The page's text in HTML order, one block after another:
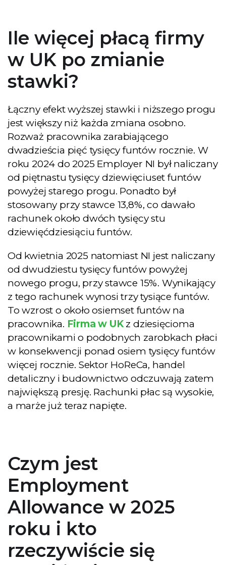
Ile więcej płacą firmy
w UK po zmianie
stawki?
Łączny efekt wyższej stawki i niższego progu
jest większy niż każda zmiana osobno.
Rozważ pracownika zarabiającego
dwadzieścia pięć tysięcy funtów rocznie. W
roku 2024 do 2025 Employer NI był naliczany
od piętnastu tysięcy dziewięciuset funtów
powyżej starego progu. Ponadto był
stosowany przy stawce 13,8%, co dawało
rachunek około dwóch tysięcy stu
dziewięćdziesiąciu funtów.
Od kwietnia 2025 natomiast NI jest naliczany
od dwudziestu tysięcy funtów powyżej
nowego progu, przy stawce 15%. Wynikający
z tego rachunek wynosi trzy tysiące funtów.
To wzrost o około osiemset funtów na
pracownika. Firma w UKz dziesięcioma
pracownikami o podobnych zarobkach płaci
w konsekwencji ponad osiem tysięcy funtów
więcej rocznie. Sektor HoReCa, handel
detaliczny i budownictwo odczuwają zatem
największą presję. Rachunki płac są wysokie,
a marże już teraz napięte.
Czym jest
Employment
Allowance w 2025
roku i kto
rzeczywiście się